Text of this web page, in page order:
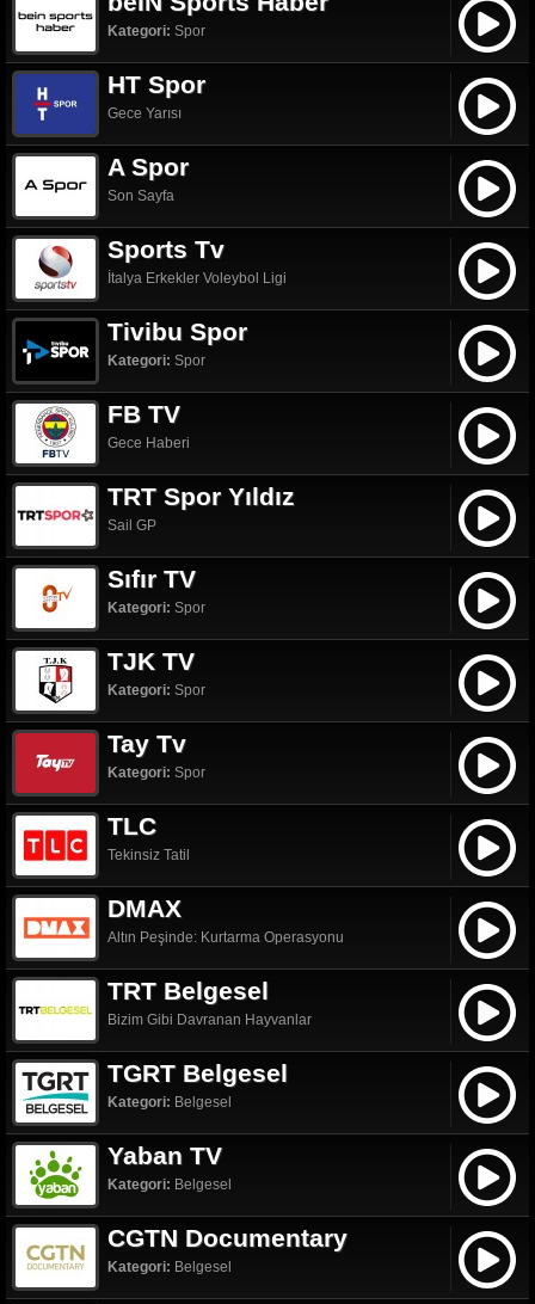
Kategori: Spor
HT Spor
Gece Yarısı
A Spor
Son Sayfa
Sports Tv
İtalya Erkekler Voleybol Ligi
Tivibu Spor
Kategori: Spor
FB TV
Gece Haberi
TRT Spor Yıldız
Sail GP
Sıfır TV
Kategori: Spor
TJK TV
Kategori: Spor
Tay Tv
Kategori: Spor
TLC
Tekinsiz Tatil
DMAX
Altın Peşinde: Kurtarma Operasyonu
TRT Belgesel
Bizim Gibi Davranan Hayvanlar
TGRT Belgesel
Kategori: Belgesel
Yaban TV
Kategori: Belgesel
CGTN Documentary
Kategori: Belgesel